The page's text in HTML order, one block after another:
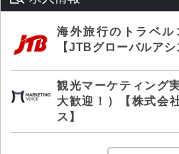
海外旅行のトラベル
【JTBグローバルアシ
観光マーケティング
大歓迎！）【株式会
ス】